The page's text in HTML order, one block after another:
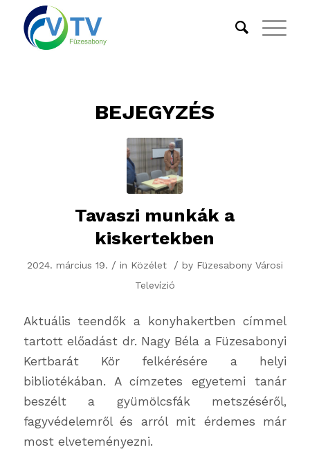
BEJEGYZÉS
Tavaszi munkák a
kiskertekben
2024. március 19. / in Közélet / by Füzesabony Városi
Televízió
Aktuális teendők a konyhakertben címmel
tartott előadást dr. Nagy Béla a Füzesabonyi
Kertbarát Kör felkérésére a helyi
bibliotékában. A címzetes egyetemi tanár
beszélt a gyümölcsfák metszéséről,
fagyvédelemről és arról mit érdemes már
most elveteményezni.